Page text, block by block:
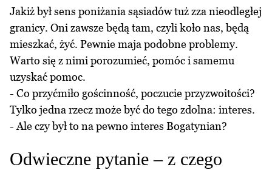
Jakiż był sens poniżania sąsiadów tuż zza nieodległej
granicy. Oni zawsze będą tam, czyli koło nas, będą
mieszkać, żyć. Pewnie maja podobne problemy.
Warto się z nimi porozumieć, pomóc i samemu
uzyskać pomoc.
- Co przyćmiło gościnność, poczucie przyzwoitości?
Tylko jedna rzecz może być do tego zdolna: interes.
- Ale czy był to na pewno interes Bogatynian?
Odwieczne pytanie – z czego